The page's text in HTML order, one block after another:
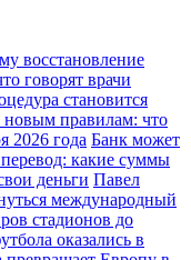
восстановление
говорят врачи
становится
правилам: что
2026 года Банк может
какие суммы
деньги Павел
международный
стадионов до
оказались в